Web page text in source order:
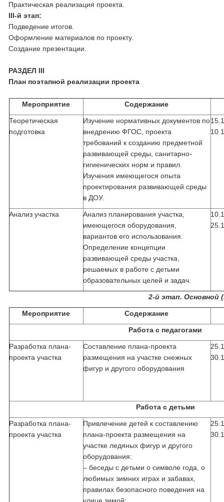
Практическая реализация проекта.
III-й этап:
Подведение итогов.
Оформление материалов по проекту.
Создание презентации.
РАЗДЕЛ III
План поэтапной реализации проекта
Мероприятие Содержание
Теоретическая
подготовка
Изучение нормативных документов по
внедрению ФГОС, проекта
требований к созданию предметной
развивающей среды, санитарно-
гигиенических норм и правил.
Изучения имеющегося опыта
проектирования развивающей среды
в ДОУ.
Анализ участка
Анализ планирования участка,
имеющегося оборудования,
вариантов его использования.
Определение концепции
развивающей среды участка,
решаемых в работе с детьми
образовательных целей и задач.
2-й этап. Основной
Мероприятие Содержание
Работа с педагогами
Разработка плана-
проекта участка
Составление плана-проекта
размещения на участке снежных
фигур и другого оборудования
Работа с детьми
Разработка плана-
проекта участка
Привлечение детей к составлению
плана-проекта размещения на
участке ледяных фигур и другого
оборудования:
– беседы с детьми о символе года, о
любимых зимних играх и забавах,
правилах безопасного поведения на